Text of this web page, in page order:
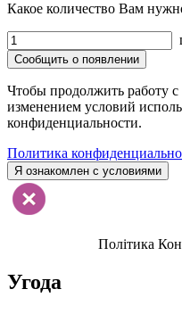
Какое количество Вам
Сообщить о появлении
Чтобы продолжить работу с
изменением условий
конфиденциальности.
Политика
Я ознакомлен с условиями
Політика
Угода